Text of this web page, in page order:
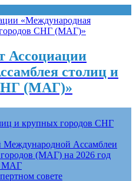
Ассоциации
столиц и
(МАГ)»
и крупных городов СНГ
Международной Ассамблеи
(МАГ) на 2026 год
МАГ
совете